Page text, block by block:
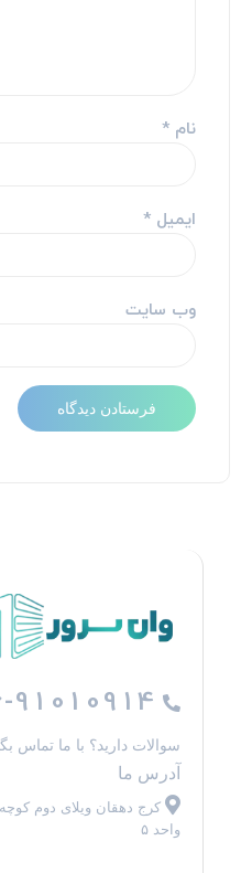
نام*
ایمیل*
وب‌ سایت
026-91010914
سوالات دارید؟ با ما تماس
آدرس ما
کرج دهقان ویلای دوم کوچه
واحد ۵